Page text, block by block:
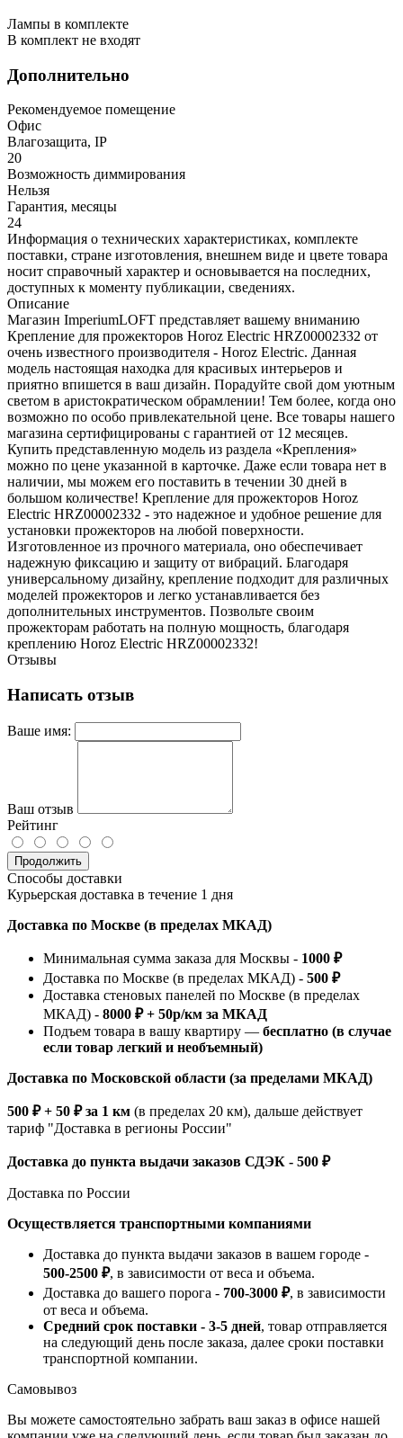
Лампы в комплекте
В комплект не входят
Дополнительно
Рекомендуемое помещение
Офис
Влагозащита, IP
20
Возможность диммирования
Нельзя
Гарантия, месяцы
24
Информация о технических характеристиках, комплекте
поставки, стране изготовления, внешнем виде и цвете товара
носит справочный характер и основывается на последних,
доступных к моменту публикации, сведениях.
Описание
Магазин ImperiumLOFT представляет вашему вниманию
Крепление для прожекторов Horoz Electric HRZ00002332 от
очень известного производителя - Horoz Electric. Данная
модель настоящая находка для красивых интерьеров и
приятно впишется в ваш дизайн. Порадуйте свой дом уютным
светом в аристократическом обрамлении! Тем более, когда оно
возможно по особо привлекательной цене. Все товары нашего
магазина сертифицированы с гарантией от 12 месяцев.
Купить представленную модель из раздела «Крепления»
можно по цене указанной в карточке. Даже если товара нет в
наличии, мы можем его поставить в течении 30 дней в
большом количестве! Крепление для прожекторов Horoz
Electric HRZ00002332 - это надежное и удобное решение для
установки прожекторов на любой поверхности.
Изготовленное из прочного материала, оно обеспечивает
надежную фиксацию и защиту от вибраций. Благодаря
универсальному дизайну, крепление подходит для различных
моделей прожекторов и легко устанавливается без
дополнительных инструментов. Позвольте своим
прожекторам работать на полную мощность, благодаря
креплению Horoz Electric HRZ00002332!
Отзывы
Написать отзыв
Ваше имя:
Ваш отзыв
Рейтинг
Продолжить
Способы доставки
Курьерская доставка в течение 1 дня
Доставка по Москве (в пределах МКАД)
Минимальная сумма заказа для Москвы - 1000 ₽
Доставка по Москве (в пределах МКАД) - 500 ₽
Доставка стеновых панелей по Москве (в пределах
МКАД) - 8000 ₽ + 50р/км за МКАД
Подъем товара в вашу квартиру — бесплатно (в случае
если товар легкий и необъемный)
Доставка по Московской области (за пределами МКАД)
500 ₽ + 50 ₽ за 1 км (в пределах 20 км), дальше действует
тариф "Доставка в регионы России"
Доставка до пункта выдачи заказов СДЭК - 500 ₽
Доставка по России
Осуществляется транспортными компаниями
Доставка до пункта выдачи заказов в вашем городе -
500-2500 ₽, в зависимости от веса и объема.
Доставка до вашего порога - 700-3000 ₽, в зависимости
от веса и объема.
Средний срок поставки - 3-5 дней, товар отправляется
на следующий день после заказа, далее сроки поставки
транспортной компании.
Самовывоз
Вы можете самостоятельно забрать ваш заказ в офисе нашей